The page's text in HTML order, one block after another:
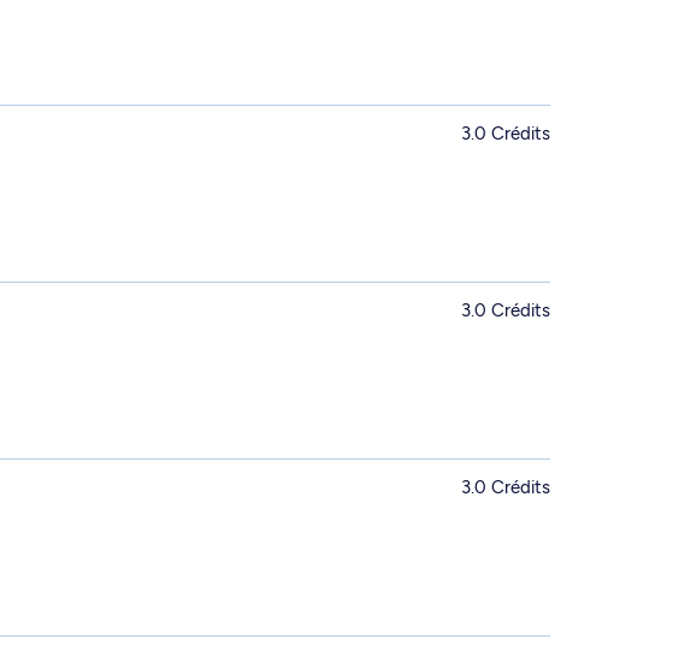
3.0 Crédits
3.0 Crédits
3.0 Crédits